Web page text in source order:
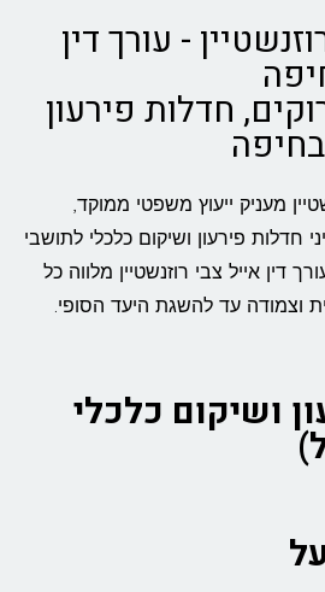
- עורך דין
חדלות פירעון
מעניק ייעוץ משפטי ממוקד,
חדלות פירעון ושיקום כלכלי לתושבי
דין אייל צבי רוזנשטיין מלווה כל
וצמודה עד להשגת היעד הסופי.
ושיקום כלכלי